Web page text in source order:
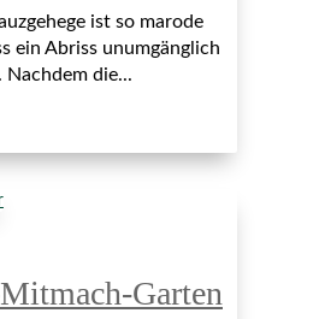
ist so marode
ein Abriss unumgänglich
Nachdem die...
Garten